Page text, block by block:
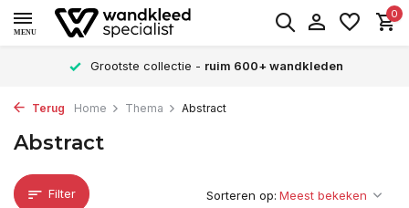
MENU
0
Grootste collectie - ruim 600+ wandkleden
Terug Home Thema Abstract
Abstract
Filter Sorteren op: